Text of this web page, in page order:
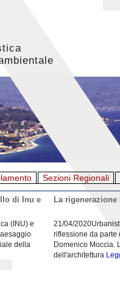
Sezioni Regionali
di Inu e
(INU) e
della
La
21/04/
riflessione da parte
Domenico Moccia.
dell'architettura